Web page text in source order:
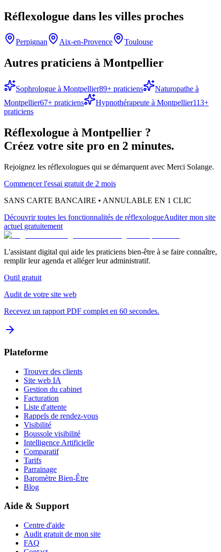
Réflexologue dans les villes proches
Perpignan Aix-en-Provence Toulouse
Autres praticiens à Montpellier
Sophrologue à Montpellier89+ praticiens Naturopathe à
Montpellier67+ praticiens Hypnothérapeute à Montpellier113+
praticiens
Réflexologue à Montpellier ?
Créez votre site pro en 2 minutes.
Rejoignez les réflexologues qui se démarquent avec Merci Solange.
Commencer l'essai gratuit de 2 mois
SANS CARTE BANCAIRE • ANNULABLE EN 1 CLIC
Découvrir toutes les fonctionnalités de réflexologueAuditer mon site
actuel gratuitement
L'assistant digital qui aide les praticiens bien-être à se faire connaître,
remplir leur agenda et alléger leur administratif.
Outil gratuit
Audit de votre site web
Recevez un rapport PDF complet en 60 secondes.
Plateforme
Trouver des clients
Site web IA
Gestion du cabinet
Facturation
Liste d'attente
Rappels de rendez-vous
Visibilité
Boussole visibilité
Intelligence Artificielle
Comparatif
Tarifs
Parrainage
Baromètre Bien-Être
Blog
Aide & Support
Centre d'aide
Audit gratuit de mon site
FAQ